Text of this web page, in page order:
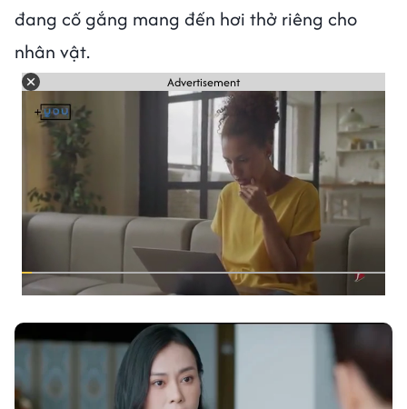
đang cố gắng mang đến hơi thở riêng cho
nhân vật.
Advertisement